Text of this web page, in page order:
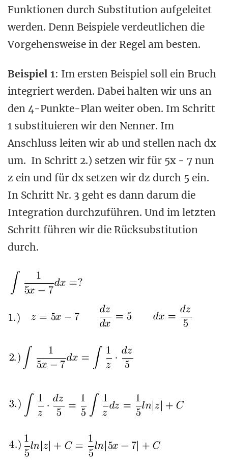
Funktionen durch Substitution aufgeleitet
werden. Denn Beispiele verdeutlichen die
Vorgehensweise in der Regel am besten.
Beispiel 1: Im ersten Beispiel soll ein Bruch
integriert werden. Dabei halten wir uns an
den 4-Punkte-Plan weiter oben. Im Schritt
1 substituieren wir den Nenner. Im
Anschluss leiten wir ab und stellen nach dx
um. In Schritt 2.) setzen wir für 5x - 7 nun
z ein und für dx setzen wir dz durch 5 ein.
In Schritt Nr. 3 geht es dann darum die
Integration durchzuführen. Und im letzten
Schritt führen wir die Rücksubstitution
durch.